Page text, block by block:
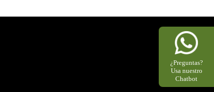
¿Preguntas?
Usa nuestro
Chatbot